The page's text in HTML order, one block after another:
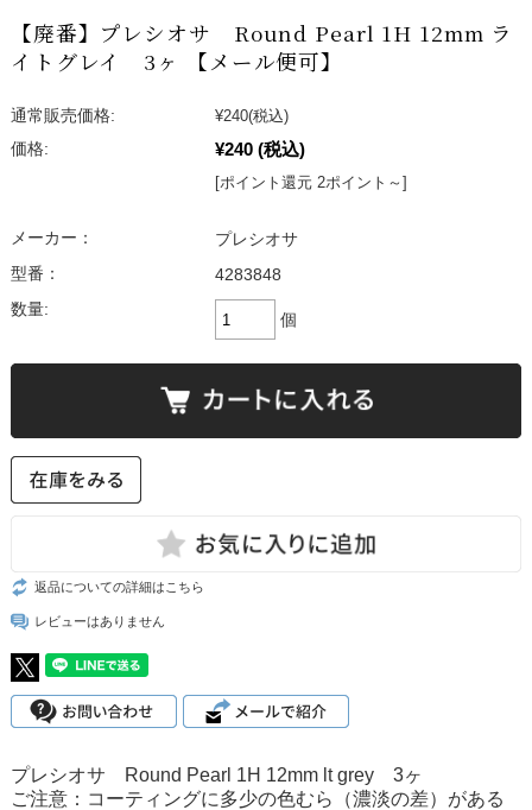
【廃番】プレシオサ Round Pearl 1H 12mm ラ
イトグレイ 3ヶ 【メール便可】
通常販売価格: ¥240(税込)
価格:
¥240 (税込)
[ポイント還元 2ポイント～]
メーカー：
プレシオサ
型番：
4283848
数量:
個
返品についての詳細はこちら
レビューはありません
プレシオサ Round Pearl 1H 12mm lt grey 3ヶ
ご注意：コーティングに多少の色むら（濃淡の差）がある